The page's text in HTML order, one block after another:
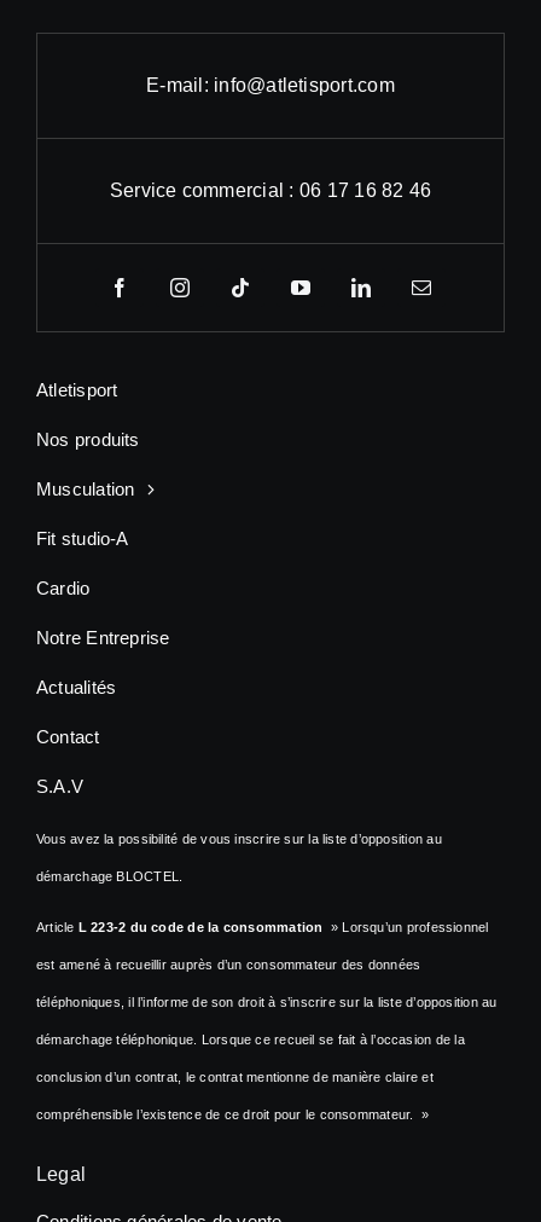
E-mail: info@atletisport.com
Service commercial : 06 17 16 82 46
Atletisport
Nos produits
Musculation
Fit studio-A
Cardio
Notre Entreprise
Actualités
Contact
S.A.V
Vous avez la possibilité de vous inscrire sur la liste d’opposition au
démarchage BLOCTEL.
Article L 223-2 du code de la consommation » Lorsqu’un professionnel
est amené à recueillir auprès d’un consommateur des données
téléphoniques, il l’informe de son droit à s’inscrire sur la liste d’opposition au
démarchage téléphonique. Lorsque ce recueil se fait à l’occasion de la
conclusion d’un contrat, le contrat mentionne de manière claire et
compréhensible l’existence de ce droit pour le consommateur. »
Legal